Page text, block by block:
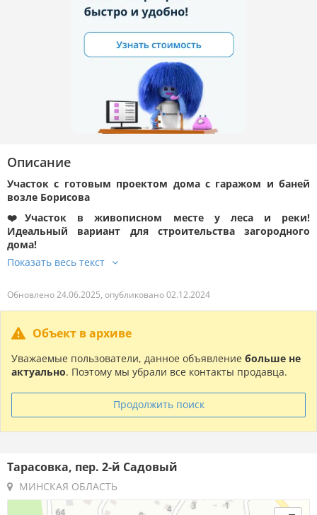
Описание
Участок с готовым проектом дома с гаражом и баней
возле Борисова
❤️Участок в живописном месте у леса и реки!
Идеальный вариант для строительства загородного
дома!
Обновлено 24.06.2025, опубликовано 02.12.2024
Объект в архиве
Уважаемые пользователи, данное объявление больше не
актуально. Поэтому мы убрали все контакты продавца.
Продолжить поиск
Тарасовка, пер. 2-й Садовый
МИНСКАЯ ОБЛАСТЬ